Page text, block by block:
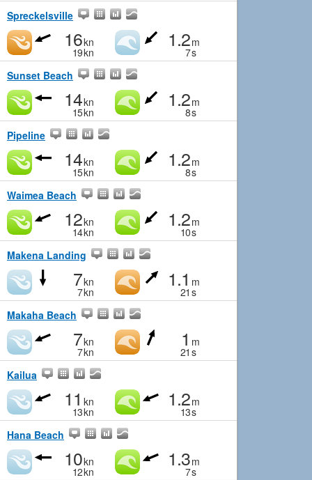
Spreckelsville
16kn
19kn
1.2m
7s
Sunset Beach
14kn
15kn
1.2m
8s
Pipeline
14kn
15kn
1.2m
8s
Waimea Beach
12kn
14kn
1.2m
10s
Makena Landing
7kn
7kn
1.1 m
21 s
Makaha Beach
7kn
7kn
1 m
21 s
Kailua
11 kn
13kn
1.2m
13s
Hana Beach
10kn
12kn
1.3m
7s